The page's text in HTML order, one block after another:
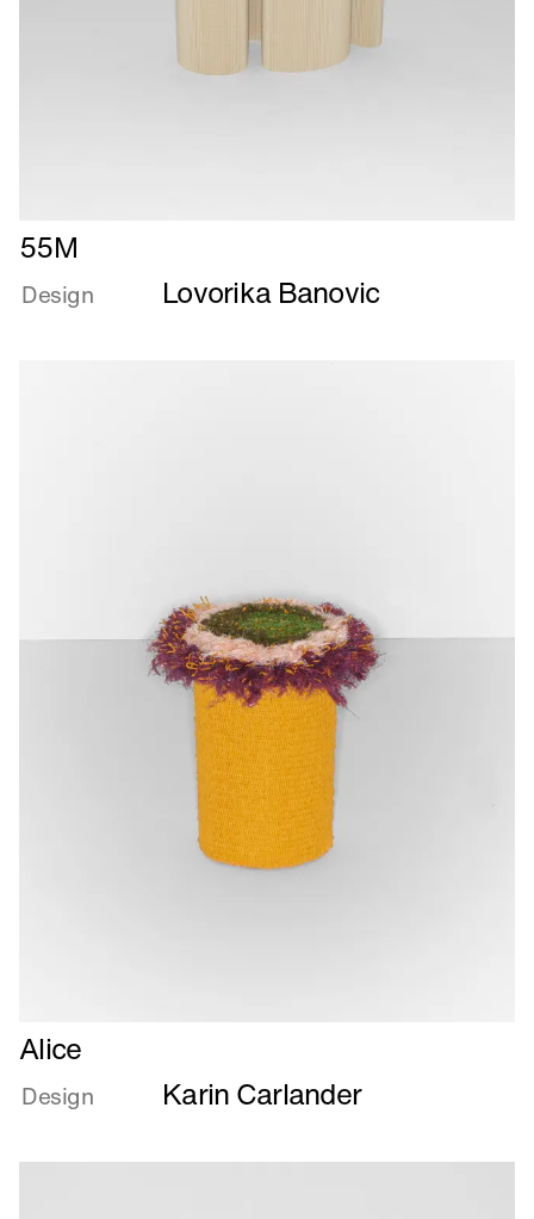
Læs
mere
om
55M
Design Lovorika Banovic
Læs
mere
om
Alice
Design Karin Carlander